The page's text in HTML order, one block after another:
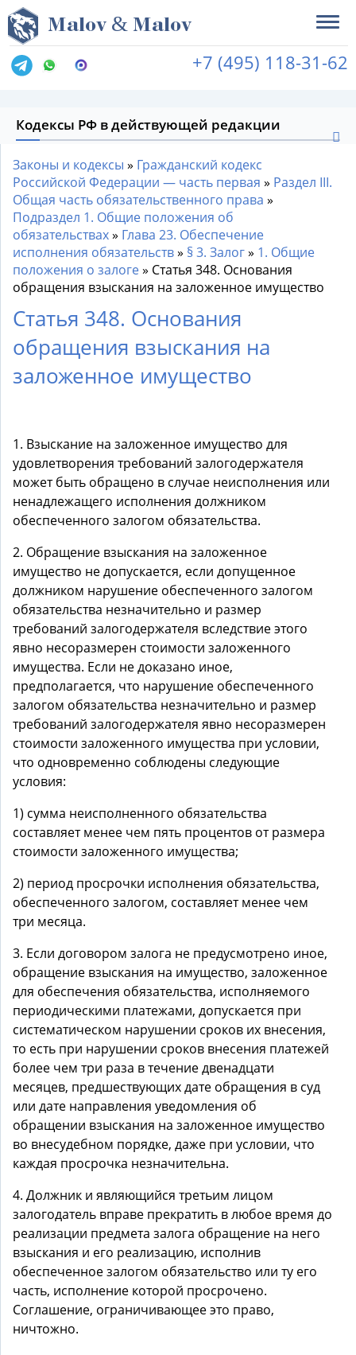
Malov & Malov
+7 (495) 118-31-62
Кодексы РФ в действующей редакции
Законы и кодексы » Гражданский кодекс
Российской Федерации — часть первая » Раздел III.
Общая часть обязательственного права »
Подраздел 1. Общие положения об
обязательствах» Глава 23. Обеспечение
исполнения обязательств» § 3. Залог» 1. Общие
положения о залоге» Статья 348. Основания
обращения взыскания на заложенное имущество
Статья 348. Основания
обращения взыскания на
заложенное имущество
1. Взыскание на заложенное имущество для
удовлетворения требований залогодержателя
может быть обращено в случае неисполнения или
ненадлежащего исполнения должником
обеспеченного залогом обязательства.
2. Обращение взыскания на заложенное
имущество не допускается, если допущенное
должником нарушение обеспеченного залогом
обязательства незначительно и размер
требований залогодержателя вследствие этого
явно несоразмерен стоимости заложенного
имущества. Если не доказано иное,
предполагается, что нарушение обеспеченного
залогом обязательства незначительно и размер
требований залогодержателя явно несоразмерен
стоимости заложенного имущества при условии,
что одновременно соблюдены следующие
условия:
1) сумма неисполненного обязательства
составляет менее чем пять процентов от размера
стоимости заложенного имущества;
2) период просрочки исполнения обязательства,
обеспеченного залогом, составляет менее чем
три месяца.
3. Если договором залога не предусмотрено иное,
обращение взыскания на имущество, заложенное
для обеспечения обязательства, исполняемого
периодическими платежами, допускается при
систематическом нарушении сроков их внесения,
то есть при нарушении сроков внесения платежей
более чем три раза в течение двенадцати
месяцев, предшествующих дате обращения в суд
или дате направления уведомления об
обращении взыскания на заложенное имущество
во внесудебном порядке, даже при условии, что
каждая просрочка незначительна.
4. Должник и являющийся третьим лицом
залогодатель вправе прекратить в любое время до
реализации предмета залога обращение на него
взыскания и его реализацию, исполнив
обеспеченное залогом обязательство или ту его
часть, исполнение которой просрочено.
Соглашение, ограничивающее это право,
ничтожно.